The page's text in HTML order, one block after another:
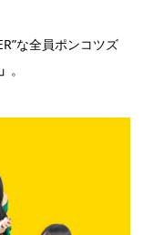
な全員ポンコツズ
。